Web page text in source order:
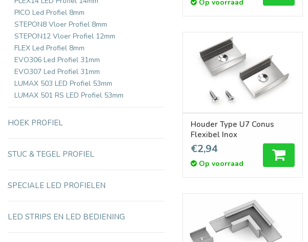
PICO Led Profiel 8mm
STEPON8 Vloer Profiel 8mm
STEPON12 Vloer Profiel 12mm
FLEX Led Profiel 8mm
EVO306 Led Profiel 31mm
EVO307 Led Profiel 31mm
LUMAX 503 LED Profiel 53mm
LUMAX 501 RS LED Profiel 53mm
HOEK PROFIEL
STUC & TEGEL PROFIEL
SPECIALE LED PROFIELEN
LED STRIPS EN LED BEDIENING
Op voorraad
Houder Type U7 Conus
Flexibel Inox
€2,94
Op voorraad